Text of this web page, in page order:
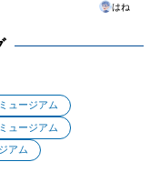
はね
ュージアム
ュージアム
アム